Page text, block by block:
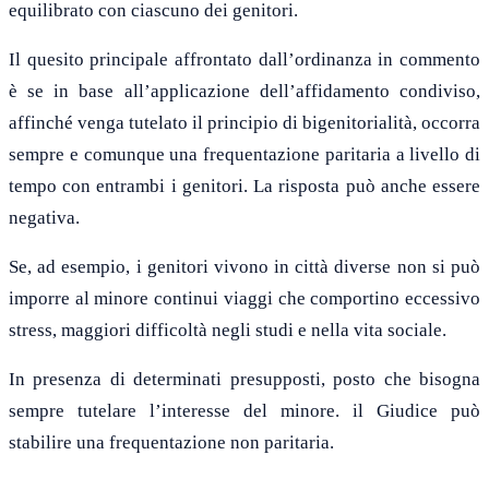
equilibrato con ciascuno dei genitori.
Il quesito principale affrontato dall’ordinanza in commento
è se in base all’applicazione dell’affidamento condiviso,
affinché venga tutelato il principio di bigenitorialità, occorra
sempre e comunque una frequentazione paritaria a livello di
tempo con entrambi i genitori. La risposta può anche essere
negativa.
Se, ad esempio, i genitori vivono in città diverse non si può
imporre al minore continui viaggi che comportino eccessivo
stress, maggiori difficoltà negli studi e nella vita sociale.
In presenza di determinati presupposti, posto che bisogna
sempre tutelare l’interesse del minore. il Giudice può
stabilire una frequentazione non paritaria.